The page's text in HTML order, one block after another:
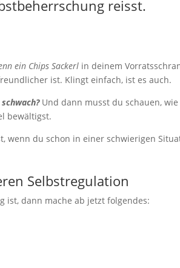
reisst.
ein Chips Sackerl in deinem
ist. Klingt einfach, ist es auch.
Und dann musst du schauen, wie
bewältigst.
wenn du schon in einer schwierigen
Selbstregulation
ist, dann mache ab jetzt folgendes: